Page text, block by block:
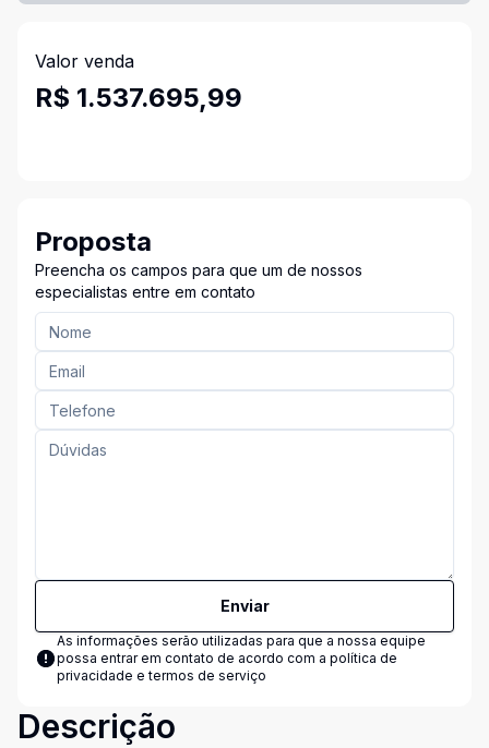
Valor venda
R$ 1.537.695,99
Proposta
Preencha os campos para que um de nossos
especialistas entre em contato
Enviar
As informações serão utilizadas para que a nossa equipe
possa entrar em contato de acordo com a política de
privacidade e termos de serviço
Descrição